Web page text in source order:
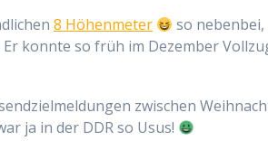
8 Höhenmeter
so nebenbei,
konnte so früh im Dezember
zwischen
ja in der DDR so Usus!